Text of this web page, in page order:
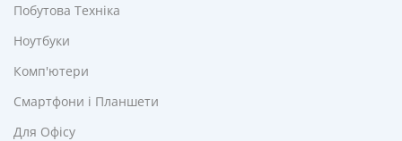
Побутова Техніка
Ноутбуки
Комп'ютери
Смартфони і Планшети
Для Офісу